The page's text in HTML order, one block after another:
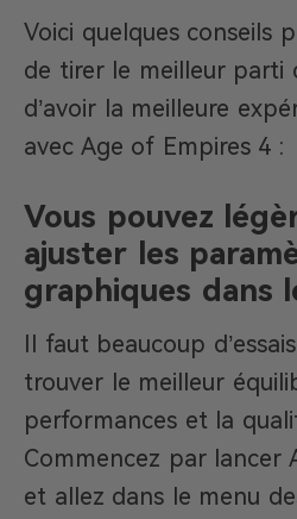
Voici quelques conseils
de tirer le meilleur parti
d’avoir la meilleure
avec Age of Empires 4 :
Vous pouvez
ajuster les
graphiques dans
Il faut beaucoup
trouver le meilleur
performances et la
Commencez par lancer
et allez dans le menu